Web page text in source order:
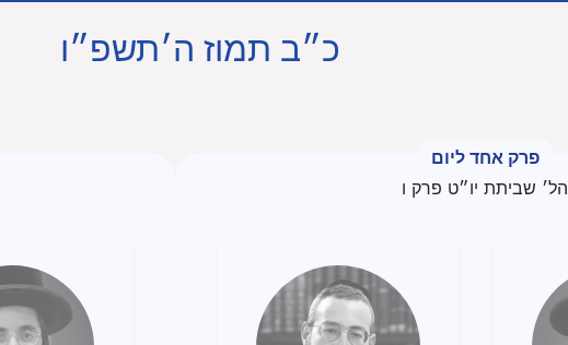
כ״ב תמוז ה׳תשפ״ו
פרק אחד ליום
הל׳ שביתת יו״ט פרק ו